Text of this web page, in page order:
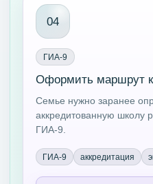
04
ГИА-9
Оформить маршрут
Семье нужно заранее
аккредитованную школу
ГИА-9.
ГИА-9 аккредитация